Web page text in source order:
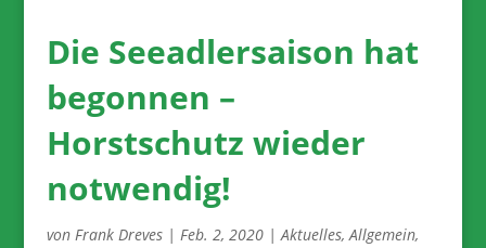
Die Seeadlersaison hat
begonnen –
Horstschutz wieder
notwendig!
von Frank Dreves| Feb. 2, 2020|Aktuelles,Allgemein,